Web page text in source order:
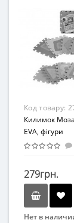
Развивающая
Возраст
от 3 лет
Материал
Фом
Код товару:
Килимок
EVA, фігури
279грн.
Нет в